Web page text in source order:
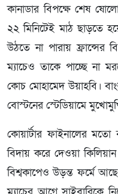
কানাডার বিপক্ষে শেষ
২২ মিনিটেই মাঠ ছাড়তে
উঠতে না পারায় ফ্রান্সের
ম্যাচেও তাকে পাচ্ছে না
কোচ মোহামেদ উয়াহবি।
বোস্টনের স্টেডিয়ামে
কোয়ার্টার ফাইনালের
বিদায় করে দেওয়া
বিশ্বকাপেও উড়ন্ত ফর্মে